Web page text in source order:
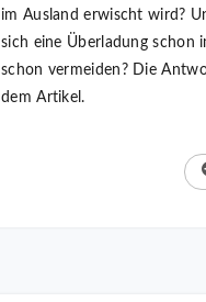
im Ausland erwischt wird?
sich eine Überladung schon
schon vermeiden? Die
dem Artikel.